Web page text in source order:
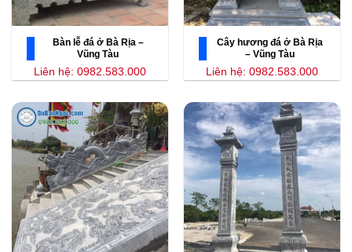
Bàn lễ đá ở Bà Rịa –
Vũng Tàu
Liên hệ: 0982.583.000
Cây hương đá ở Bà Rịa
– Vũng Tàu
Liên hệ: 0982.583.000